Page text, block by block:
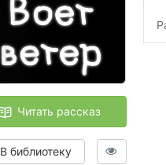
Читать рассказ
В библиотеку